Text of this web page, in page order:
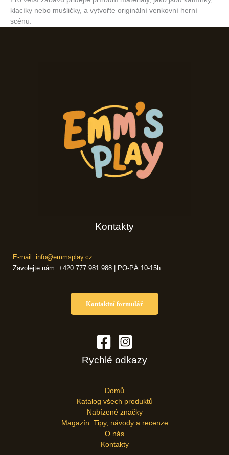
klacíky nebo mušličky, a vytvořte originální venkovní herní
scénu.
Kontakty
E-mail: info@emmsplay.cz
Zavolejte nám: +420 777 981 988 | PO-PÁ 10-15h
Kontaktní formulář
Rychlé odkazy
Domů
Katalog všech produktů
Nabízené značky
Magazín: Tipy, návody a recenze
O nás
Kontakty